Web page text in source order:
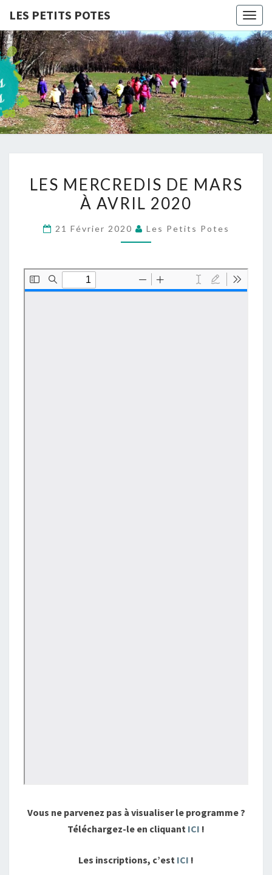
LES PETITS POTES
LES
PETITS
POTES
Association
D'accueil
De Loisirs
MERCREDIS
À
2020
LES MERCREDIS DE MARS
À AVRIL 2020
21 Février 2020 Les Petits Potes
Vous ne parvenez pas à visualiser le programme ?
Téléchargez-le en cliquant ICI !
Les inscriptions, c’est ICI !